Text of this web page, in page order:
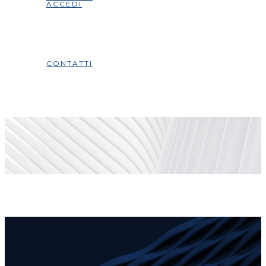
ACCEDI
CONTATTI